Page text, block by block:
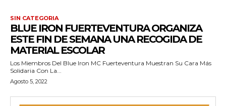
SIN CATEGORIA
BLUE IRON FUERTEVENTURA ORGANIZA
ESTE FIN DE SEMANA UNA RECOGIDA DE
MATERIAL ESCOLAR
Los Miembros Del Blue Iron MC Fuerteventura Muestran Su Cara Más
Solidaria Con La...
Agosto 5, 2022